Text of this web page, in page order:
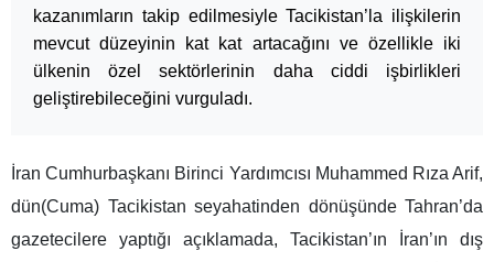
kazanımların takip edilmesiyle Tacikistan’la ilişkilerin
mevcut düzeyinin kat kat artacağını ve özellikle iki
ülkenin özel sektörlerinin daha ciddi işbirlikleri
geliştirebileceğini vurguladı.
İran Cumhurbaşkanı Birinci Yardımcısı Muhammed Rıza Arif,
dün(Cuma) Tacikistan seyahatinden dönüşünde Tahran’da
gazetecilere yaptığı açıklamada, Tacikistan’ın İran’ın dış